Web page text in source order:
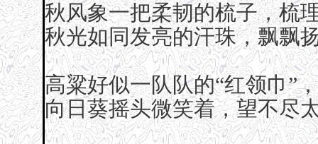
秋风象一把柔韧的梳子，梳
秋光如同发亮的汗珠，飘飘
高粱好似一队队的“红领巾”
向日葵摇头微笑着，望不尽